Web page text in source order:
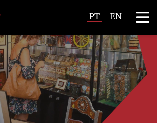
PT EN